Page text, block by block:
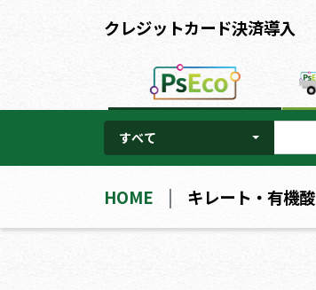
クレジットカード決済導入
すべて
HOME キレート・有機酸